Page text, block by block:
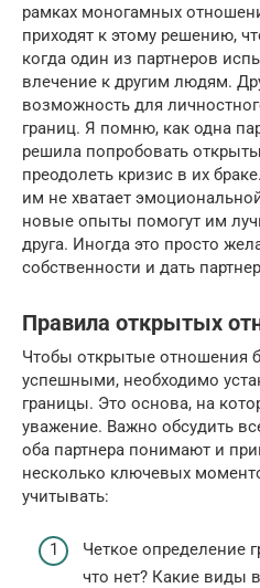
рамках моногамных
приходят к этому решению,
когда один из партнеров
влечение к другим людям.
возможность для
границ. Я помню, как одна
решила попробовать
преодолеть кризис в их
им не хватает
новые опыты помогут им
друга. Иногда это просто
собственности и дать
Правила открытых
Чтобы открытые отношения
успешными, необходимо
границы. Это основа, на
уважение. Важно обсудить
оба партнера понимают и
несколько ключевых
учитывать:
Четкое определение
что нет? Какие виды